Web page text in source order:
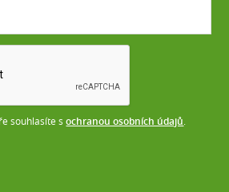
souhlasíte sochranou osobních údajů